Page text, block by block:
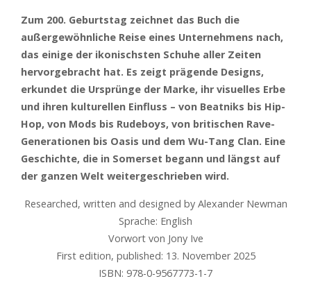
Zum 200. Geburtstag zeichnet das Buch die
außergewöhnliche Reise eines Unternehmens nach,
das einige der ikonischsten Schuhe aller Zeiten
hervorgebracht hat. Es zeigt prägende Designs,
erkundet die Ursprünge der Marke, ihr visuelles Erbe
und ihren kulturellen Einfluss – von Beatniks bis Hip-
Hop, von Mods bis Rudeboys, von britischen Rave-
Generationen bis Oasis und dem Wu-Tang Clan. Eine
Geschichte, die in Somerset begann und längst auf
der ganzen Welt weitergeschrieben wird.
Researched, written and designed by Alexander Newman
Sprache: English
Vorwort von Jony Ive
First edition, published: 13. November 2025
ISBN: 978-0-9567773-1-7